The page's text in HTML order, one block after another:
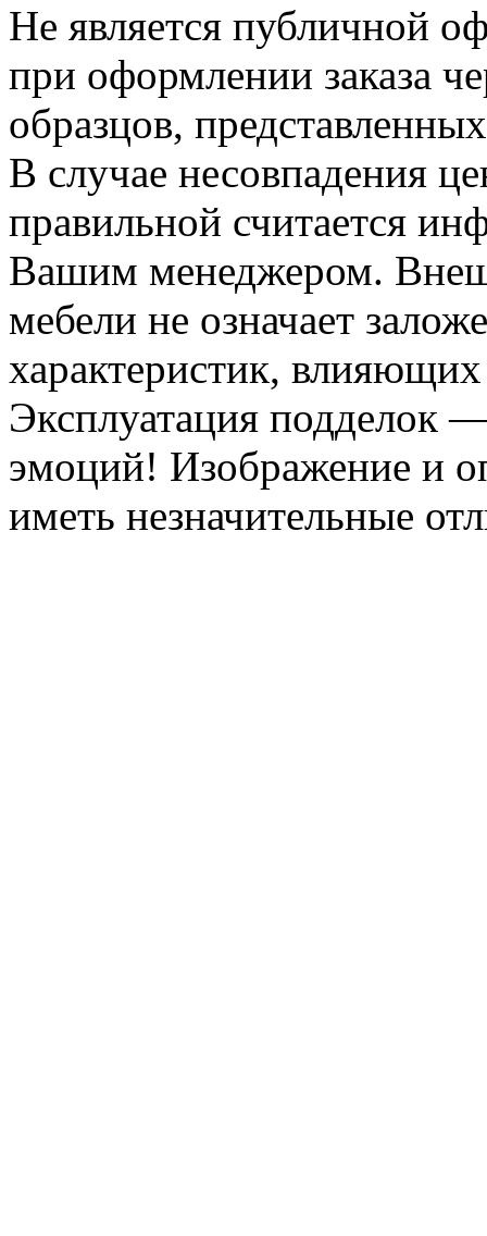
Не является публичной
при оформлении заказа
образцов,
В случае несовпадения
правильной считается
Вашим менеджером.
мебели не означает
характеристик, влияющих
Эксплуатация подделок
эмоций! Изображение и
иметь незначительные